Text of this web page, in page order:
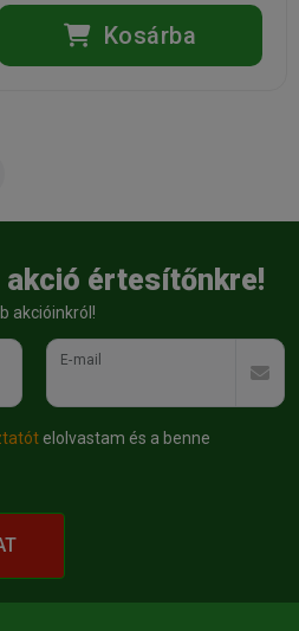
Kosárba
akció értesítőnkre!
akcióinkról!
E-mail
elolvastam és a benne